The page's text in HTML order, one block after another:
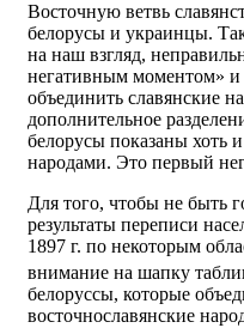
Восточную ветвь
белорусы и украинцы.
на наш взгляд,
негативным моментом» и
объединить славянские
дополнительное
белорусы показаны хоть
народами. Это первый
Для того, чтобы не быть
результаты переписи
1897 г. по некоторым
внимание на шапку
белоруссы, которые
восточнославянские